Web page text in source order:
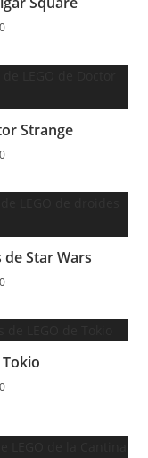
Strange
de Star Wars
Tokio